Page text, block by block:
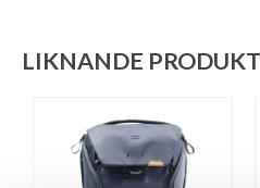
LIKNANDE